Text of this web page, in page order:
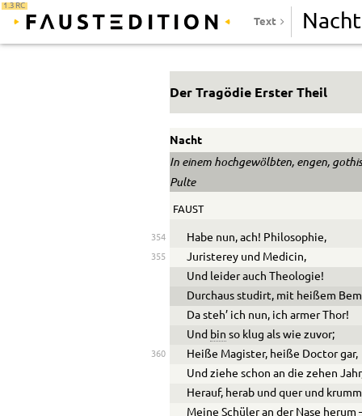
1.3 RC
Text Nacht
Der Tragödie Erster Theil
Nacht
In einem hochgewölbten, engen,
Pulte
FAUST
354 Habe nun, ach! Philosophie,
355
Juristerey und Medicin,
Und leider auch Theologie!
Durchaus studirt, mit heißem
Da steh’ ich nun, ich armer Thor!
Und bin so klug als wie zuvor;
360
Heiße Magister, heiße Doctor gar,
Und ziehe schon an die zehen
Herauf, herab und quer und
Meine Schüler an der Nase herum